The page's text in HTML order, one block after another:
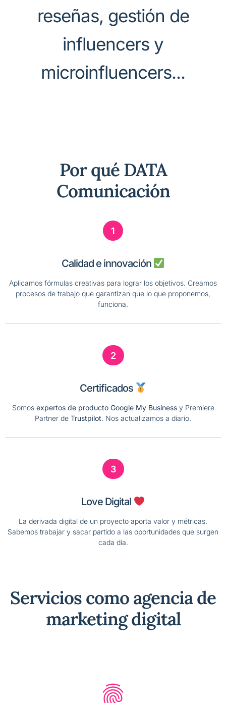
reseñas, gestión de
influencers y
microinfluencers...
Por qué DATA
Comunicación
1
Calidad e innovación
Aplicamos fórmulas creativas para lograr los objetivos. Creamos
procesos de trabajo que garantizan que lo que proponemos,
funciona.
2
Certificados
Somos expertos de producto Google My Businessy Premiere
Partner de Trustpilot. Nos actualizamos a diario.
3
Love Digital
La derivada digital de un proyecto aporta valor y métricas.
Sabemos trabajar y sacar partido a las oportunidades que surgen
cada día.
Servicios como agencia de
marketing digital​